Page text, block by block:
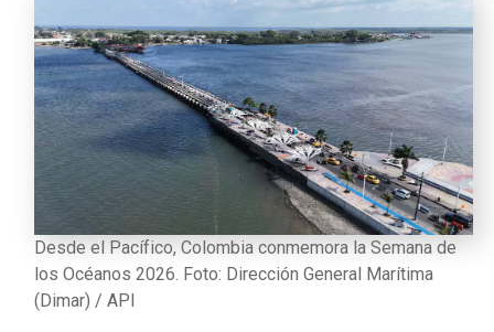
Desde el Pacífico, Colombia conmemora la Semana de
los Océanos 2026. Foto: Dirección General Marítima
(Dimar) / API